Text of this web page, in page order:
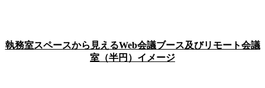
執務室スペースから見えるWeb会議ブース及びリモート会議
室（半円）イメージ